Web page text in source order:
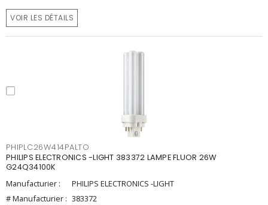
VOIR LES DÉTAILS
PHIPLC26W414PALTO
PHILIPS ELECTRONICS -LIGHT 383372 LAMPE FLUOR 26W
G24Q34100K
Manufacturier :
PHILIPS ELECTRONICS -LIGHT
# Manufacturier : 383372